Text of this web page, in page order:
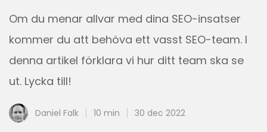
Om du menar allvar med dina SEO-insatser
kommer du att behöva ett vasst SEO-team. I
denna artikel förklara vi hur ditt team ska se
ut. Lycka till!
Daniel Falk 10 min 30 dec 2022